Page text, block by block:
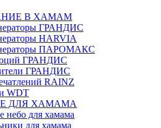
В ХАМАМ
ГРАНДИС
HARVIA
ПАРОМАКС
ГРАНДИС
ГРАНДИС
RAINZ
WDT
ДЛЯ ХАМАМА
небо для хамама
для хамама